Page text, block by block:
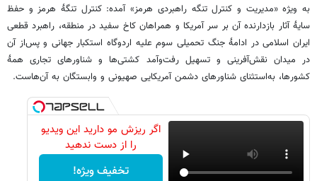
به ویژه «مدیریت و کنترل تنگه راهبردی هرمز» آمده: کنترل تنگۀ هرمز و حفظ
سایۀ آثار بازدارنده آن بر سر آمریکا و همراهان کاخ سفید در منطقه، راهبرد قطعی
ایران اسلامی در ادامۀ جنگ تحمیلی سوم علیه اردوگاه استکبار جهانی و پس‌از آن
در میدان نقش‌آفرینی و تسهیل رفت‌وآمد کشتی‌ها و شناورهای تجاری همۀ
کشورها، به‌استثنای شناورهای دشمن آمریکایی صهیونی و وابستگان به آن‌هاست.
اگر ریزش مو دارید این ویدیو
را از دست ندهید
تخفیف ویژه!